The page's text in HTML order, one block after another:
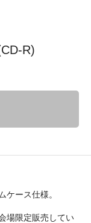
R)
ケース仕様。
場限定販売してい